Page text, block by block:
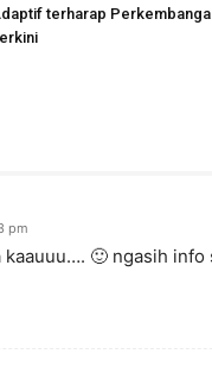
terharap
pm
kaauuu…. 🙂 ngasih